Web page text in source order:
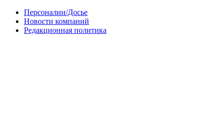
Персоналии/Досье
Новости компаний
Редакционная политика